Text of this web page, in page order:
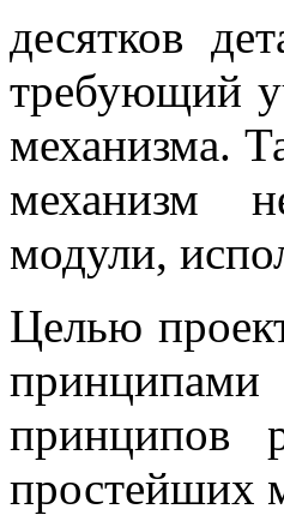
десятков
требующий
механизма.
механизм
модули,
Целью
принципов
простейших